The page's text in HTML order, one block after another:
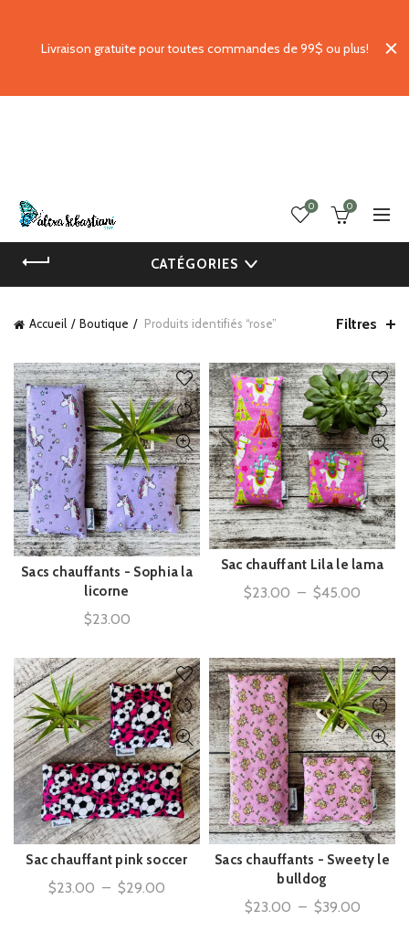
0 0
CATÉGORIES
Accueil Boutique Produits identifiés “rose” Filtres
ACHAT RAPIDE
Sacs chauffants - Sophia la
licorne
$23.00
ACHAT RAPIDE
Sac chauffant Lila le lama
$23.00 – $45.00
$23.00
à
$45.00
ACHAT RAPIDE
Sac chauffant pink soccer
$23.00 – $29.00
ACHAT RAPIDE
Sacs chauffants - Sweety le
bulldog
$23.00 – $39.00Plage
Livraison gratuite pour toutes commandes de 99$ ou plus!